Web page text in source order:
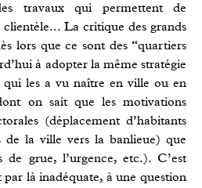
travaux qui permettent de
La critique des grands
lors que ce sont des “quartiers
à adopter la même stratégie
qui les a vu naître en ville ou en
on sait que les motivations
(déplacement d’habitants
de la ville vers la banlieue) que
de grue, l’urgence, etc.). C’est
par là inadéquate, à une question